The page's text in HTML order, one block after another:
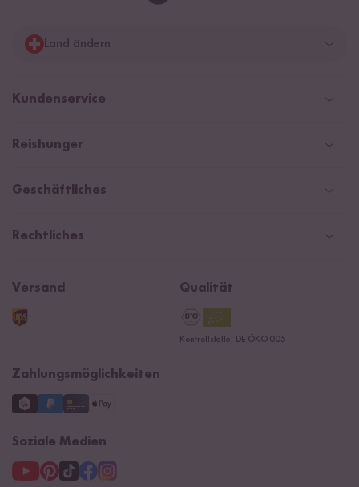
Land ändern
Deutschland
Niederlande
Kundenservice
Help Center & FAQ
Zahlarten
Rezepte
Kontaktformular
Reishunger
Newsletter
Presse
Navacopah
Reishunger Gutscheine
Geschäftliches
Social Media Kooperationen
B2B
Rechtliches
Datenschutzerklärung
Versand Qualität
Kontrollstelle: DE-ÖKO-005
Zahlungsmöglichkeiten
Soziale Medien